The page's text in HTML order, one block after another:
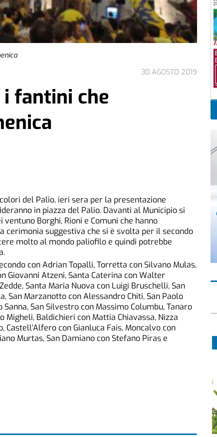
30 AGOSTO 2019
fantini che
del Palio, ieri sera per la presentazione
in piazza del Palio. Davanti al Municipio si
Borghi, Rioni e Comuni che hanno
cerimonia suggestiva che si è svolta per il secondo
molto al mondo paliofilo e quindi potrebbe
con Adrian Topalli, Torretta con Silvano Mulas,
Giovanni Atzeni, Santa Caterina con Walter
Santa Maria Nuova con Luigi Bruschelli, San
San Marzanotto con Alessandro Chiti, San Paolo
San Silvestro con Massimo Columbu, Tanaro
Migheli, Baldichieri con Mattia Chiavassa, Nizza
con Gianluca Fais, Moncalvo con
Murtas, San Damiano con Stefano Piras e